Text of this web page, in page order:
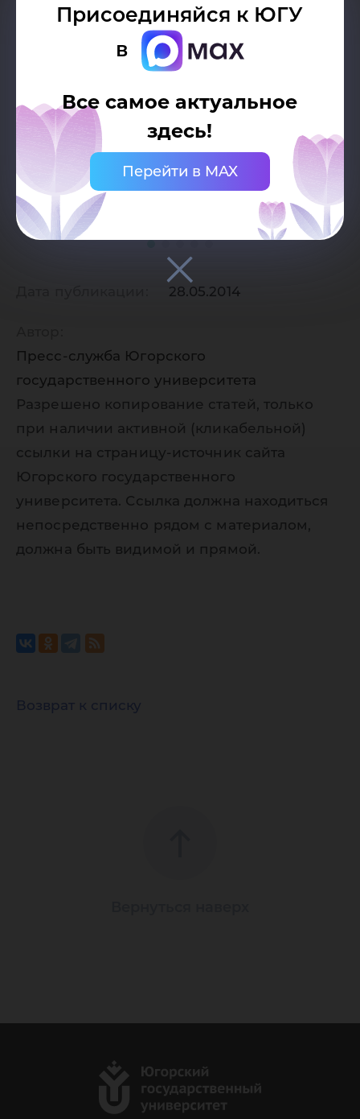
Присоединяйся к ЮГУ
в
Все самое актуальное
здесь!
Перейти в MAX
28.05.2014
Пресс-служба Югорского
государственного университета
Разрешено копирование статей, только
при наличии активной (кликабельной)
ссылки на страницу-источник сайта
Югорского государственного
университета. Ссылка должна находиться
непосредственно рядом с материалом,
должна быть видимой и прямой.
Возврат к списку